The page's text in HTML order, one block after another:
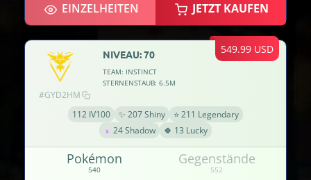
EINZELHEITEN JETZT KAUFEN
549.99 USD
#GYD2HM
NIVEAU: 70
TEAM: INSTINCT
STERNENSTAUB: 6.5M
112 IV100 ✨ 207 Shiny
⭐ 211 Legendary
24 Shadow
🍀 13 Lucky
Pokémon
540
Gegenstände
552